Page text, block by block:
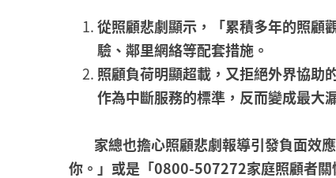
從照顧悲劇顯示，「累積多年的照顧
驗、鄰里網絡等配套措施。
照顧負荷明顯超載，又拒絕外界協助
作為中斷服務的標準，反而變成最大
家總也擔心照顧悲劇報導引發負面效應
你。」或是「0800-507272家庭照顧者關